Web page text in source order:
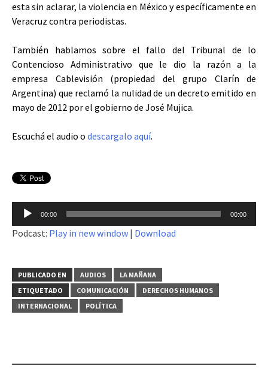
esta sin aclarar, la violencia en México y específicamente en
Veracruz contra periodistas.
También hablamos sobre el fallo del Tribunal de lo
Contencioso Administrativo que le dio la razón a la
empresa Cablevisión (propiedad del grupo Clarín de
Argentina) que reclamó la nulidad de un decreto emitido en
mayo de 2012 por el gobierno de José Mujica.
Escuchá el audio o descargalo aquí.
Reproductor
de
audio
00:00 00:00
Podcast: Play in new window | Download
PUBLICADO EN AUDIOS
LA MAÑANA
ETIQUETADO
COMUNICACIÓN
DERECHOS HUMANOS
INTERNACIONAL
POLÍTICA